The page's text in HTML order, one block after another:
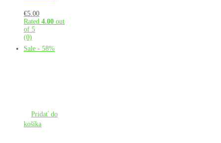
€5.00
Rated 4.00 out
of 5
(0)
Sale - 58%
Pridať do
košíka